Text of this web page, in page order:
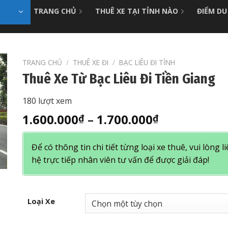
TRANG CHỦ THUÊ XE TẠI TỈNH NÀO ĐIỂM
TRANG CHỦ / THUÊ XE ĐI / BẠC LIÊU ĐI TỈNH
Thuê Xe Từ Bạc Liêu Đi Tiền Giang
180 lượt xem
1.600.000₫ – 1.700.000₫Khoảng
giá:
từ
1.600.000₫
đến
1.700.000₫
Để có thông tin chi tiết từng loại xe thuê, vui lòng
hệ trực tiếp nhân viên tư vấn để được giải đáp!
Loại Xe